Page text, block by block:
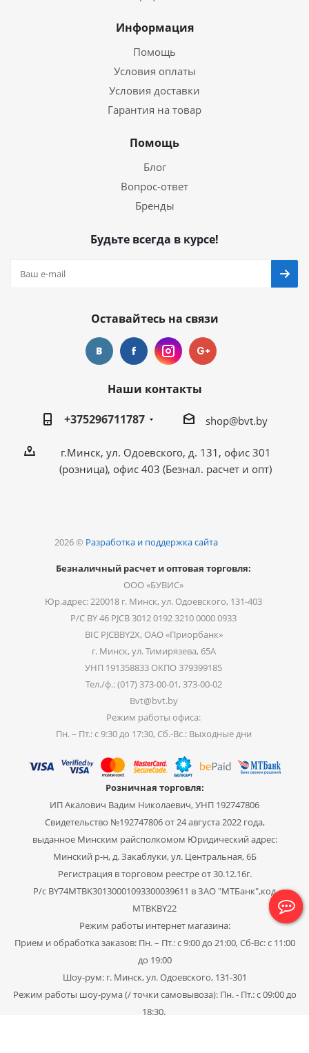
Информация
Помощь
Условия оплаты
Условия доставки
Гарантия на товар
Помощь
Блог
Вопрос-ответ
Бренды
Будьте всегда в курсе!
Оставайтесь на связи
Наши контакты
+375296711787
shop@bvt.by
г.Минск, ул. Одоевского, д. 131, офис 301
(розница), офис 403 (Безнал. расчет и опт)
2026 © Разработка и поддержка сайта
Безналичный расчет и оптовая торговля:
ООО «БУВИС»
Юр.адрес: 220018 г. Минск, ул. Одоевского, 131-403
Р/С BY 46 PJCB 3012 0192 3210 0000 0933
BIC PJCBBY2X, ОАО «Приорбанк»
г. Минск, ул. Тимирязева, 65А
УНП 191358833 ОКПО 379399185
Тел./ф.: (017) 373-00-01, 373-00-02
Bvt@bvt.by
Режим работы офиса:
Пн. – Пт.: с 9:30 до 17:30, Сб.-Вс.: Выходные дни
Розничная торговля:
ИП Акалович Вадим Николаевич, УНП 192747806
Свидетельство №192747806 от 24 августа 2022 года,
выданное Минским райсполкомом Юридический адрес:
Минский р-н, д. Закаблуки, ул. Центральная, 6Б
Регистрация в торговом реестре от 30.12.16г.
Р/с BY74MTBK30130001093300039611 в ЗАО "МТБанк",код
MTBKBY22
Режим работы интернет магазина:
Прием и обработка заказов: Пн. – Пт.: с 9:00 до 21:00, Сб-Вс: с 11:00
до 19:00
Шоу-рум: г. Минск, ул. Одоевского, 131-301
Режим работы шоу-рума (/ точки самовывоза): Пн. - Пт.: с 09:00 до
18:30.